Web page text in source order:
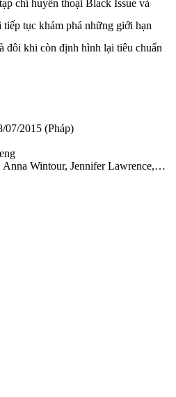
chí huyền thoại Black Issue và
tiếp tục khám phá những giới hạn
đôi khi còn định hình lại tiêu chuẩn
07/2015 (Pháp)
Anna Wintour, Jennifer Lawrence,…